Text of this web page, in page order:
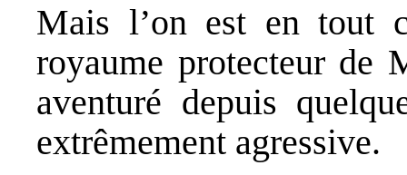
Mais l’on est en tout
royaume protecteur de
aventuré depuis
extrêmement agressive.